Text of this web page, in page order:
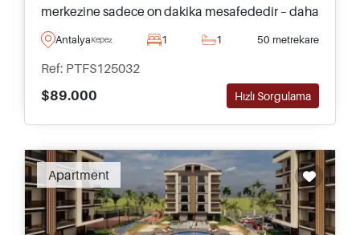
merkezine sadece on dakika mesafededir – daha
fazla bilgi almak için yerel danışmanlarımızla
iletişime geçin.
AntalyaKepez 1 1 50 metrekare
Ref: PTFS125032
$89.000
Hızlı Sorgulama
Apartment